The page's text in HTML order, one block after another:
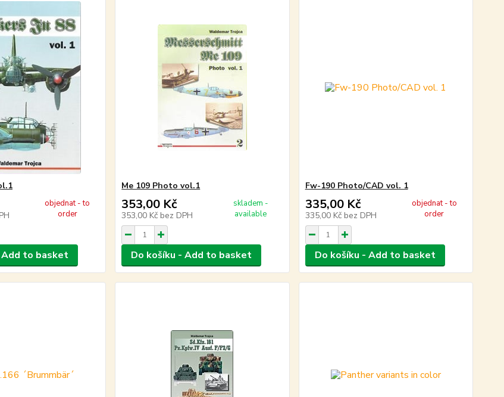
objednat - to
order
Add to basket
Me 109 Photo vol.1
353,00 Kč
353,00 Kč bez DPH
skladem -
available
Do košíku - Add to basket
Fw-190 Photo/CAD vol. 1
335,00 Kč
335,00 Kč bez DPH
objednat - to
order
Do košíku - Add to basket